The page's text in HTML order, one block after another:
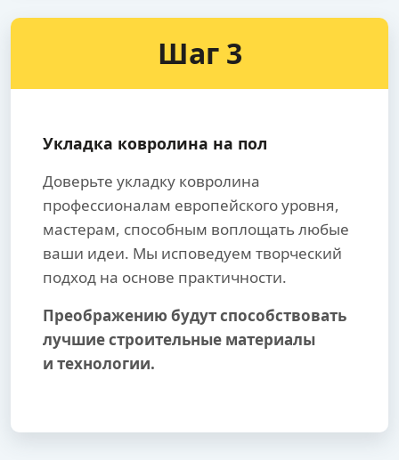
Шаг 3
Укладка ковролина на пол
Доверьте укладку ковролина
профессионалам европейского уровня,
мастерам, способным воплощать любые
ваши идеи. Мы исповедуем творческий
подход на основе практичности.
Преображению будут способствовать
лучшие строительные материалы
и технологии.